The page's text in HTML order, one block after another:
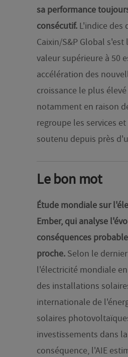
sa performance
consécutif. L'indice des
Caixin/S&P Global
valeur supérieure à 50
accélération des
croissance le plus
notamment en raison
regroupe les services
soutenu depuis près
Le bon mot
Étude mondiale sur
Ember, qui analyse
conséquences
proche. Selon le
l'électricité mondiale
des installations
internationale de
solaires
investissements dans
conséquence, l'AIE